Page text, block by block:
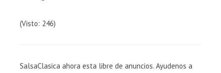
(Visto: 246)
SalsaClasica ahora esta libre de anuncios. Ayudenos a